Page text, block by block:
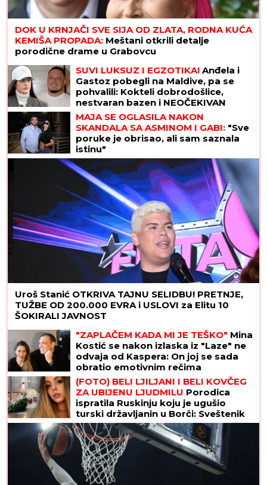
DOK U KRNJAČI SVE SIJA OD ZLATA, RODNA KUĆA
KEMIŠA PROPADA: Meštani otkrili detalje
porodične drame u Grabovcu
SUVI LUKSUZ I EGZOTIKA! Anđela i
Gastoz pobegli na Maldive, pa se
pohvalili: Kokteli dobrodošlice,
nestvaran bazen i NEOČEKIVAN
SUSRET na ulici (FOTO)
MAJA SE OGLASILA NAKON
SKANDALA SA ASMINOM I GABI: "Sve
poruke je obrisao, ali sam saznala
istinu"
Uroš Stanić OTKRIVA TAJNU SELIDBU! PRETNJE,
TUŽBE OD 200.000 EVRA i USLOVI za Elitu 10
ŠOKIRALI JAVNOST
"ZAPLAČEM KADA MI JE TEŠKO" Mina
Kostić se nakon izlaska iz "Laze" ne
odvaja od Kaspera: On joj se sada
obratio emotivnim rečima
(FOTO) BELI LJILJANI I BELI KOVČEG
ZA UBIJENU LJUDMILU Porodica
ispratila Ruskinju koju je ugušio
turski državljanin u Borči: Sveštenik
držao opelo na Lešću